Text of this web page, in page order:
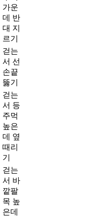
가운
데 반
대 지
르기
걷는
서 선
손끝
뚫기
걷는
서 등
주먹
높은
데 옆
때리
기
걷는
서 바
깥팔
목 높
은데